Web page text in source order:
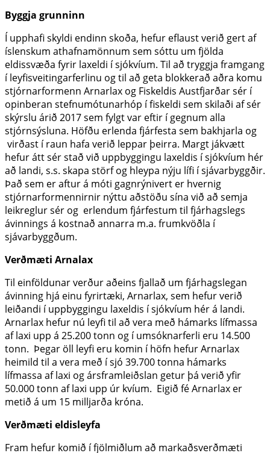
Byggja grunninn
Í upphafi skyldi endinn skoða, hefur eflaust verið gert af
íslenskum athafnamönnum sem sóttu um fjölda
eldissvæða fyrir laxeldi í sjókvíum. Til að tryggja framgang
í leyfisveitingarferlinu og til að geta blokkerað aðra komu
stjórnarformenn Arnarlax og Fiskeldis Austfjarðar sér í
opinberan stefnumótunarhóp í fiskeldi sem skilaði af sér
skýrslu árið 2017 sem fylgt var eftir í gegnum alla
stjórnsýsluna. Höfðu erlenda fjárfesta sem bakhjarla og
virðast í raun hafa verið leppar þeirra. Margt jákvætt
hefur átt sér stað við uppbyggingu laxeldis í sjókvíum hér
að landi, s.s. skapa störf og hleypa nýju lífi í sjávarbyggðir.
Það sem er aftur á móti gagnrýnivert er hvernig
stjórnarformennirnir nýttu aðstöðu sína við að semja
leikreglur sér og erlendum fjárfestum til fjárhagslegs
ávinnings á kostnað annarra m.a. frumkvöðla í
sjávarbyggðum.
Verðmæti Arnalax
Til einföldunar verður aðeins fjallað um fjárhagslegan
ávinning hjá einu fyrirtæki, Arnarlax, sem hefur verið
leiðandi í uppbyggingu laxeldis í sjókvíum hér á landi.
Arnarlax hefur nú leyfi til að vera með hámarks lífmassa
af laxi upp á 25.200 tonn og í umsóknarferli eru 14.500
tonn. Þegar öll leyfi eru komin í höfn hefur Arnarlax
heimild til a vera með í sjó 39.700 tonna hámarks
lífmassa af laxi og ársframleiðslan getur þá verið yfir
50.000 tonn af laxi upp úr kvíum. Eigið fé Arnarlax er
metið á um 15 milljarða króna.
Verðmæti eldisleyfa
Fram hefur komið í fjölmiðlum að markaðsverðmæti